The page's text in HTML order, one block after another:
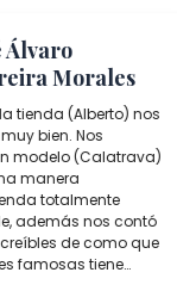
Álvaro
Morales
tienda (Alberto) nos
bien. Nos
modelo (Calatrava)
manera
totalmente
además nos contó
de como que
famosas tiene